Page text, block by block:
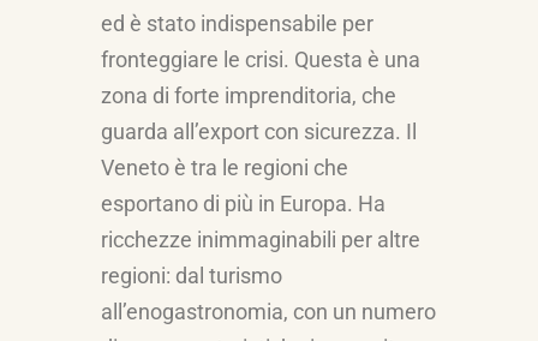
ed è stato indispensabile per
fronteggiare le crisi. Questa è una
zona di forte imprenditoria, che
guarda all’export con sicurezza. Il
Veneto è tra le regioni che
esportano di più in Europa. Ha
ricchezze inimmaginabili per altre
regioni: dal turismo
all’enogastronomia, con un numero